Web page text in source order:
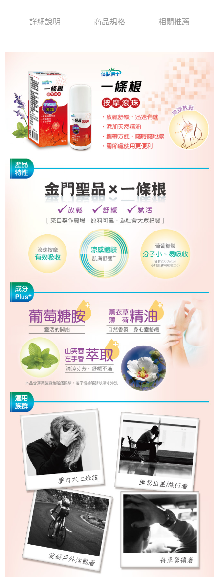
台新國際商業銀行
中國信託商業銀行
貨到付款
每筆NT$100，滿NT$500(含以上)免運費
付款後全家取貨
每筆NT$100，滿NT$500(含以上)免運費
萊爾富取貨付款
每筆NT$100，滿NT$500(含以上)免運費
每筆NT$100，滿NT$500(含以上)免運費
7-11取貨付款
每筆NT$100，滿NT$500(含以上)免運費
付款後7-11取貨
每筆NT$100，滿NT$500(含以上)免運費
每筆NT$100，滿NT$500(含以上)免運費
每筆NT$100，滿NT$500(含以上)免運費
詳細說明 商品規格 相關推薦